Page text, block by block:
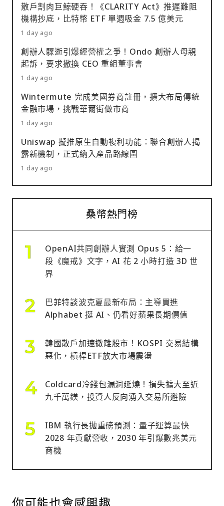
散戶割肉巨鯨硬吞！《CLARITY Act》推遲難阻
機構抄底，比特幣 ETF 單週吸金 7.5 億美元
1 day ago
創辦人驟逝引爆經營權之爭！Ondo 創辦人母親
起訴，要求撤換 CEO 重組董事會
1 day ago
Wintermute 完成美國券商註冊，擴大布局傳統
金融市場，挑戰華爾街做市商
1 day ago
Uniswap 擬推原生自動複利功能：聯合創辦人揭
露新機制，正式納入產品路線圖
1 day ago
桑幣熱門榜
OpenAI共同創辦人實測 Opus 5：給一
段《魔戒》文字，AI 花 2 小時打造 3D 世
界
巴菲特談波克夏最新布局：主導買進
Alphabet 挺 AI、仍看好蘋果長期價值
韓國散戶加速撤離股市！KOSPI 交易結構
惡化，槓桿ETF放大市場震盪
Coldcard冷錢包漏洞延燒！損失擴大至近
九千萬鎂，投資人反向湧入交易所避險
IBM 執行長拋重磅預測：量子運算最快
2028 年貢獻營收，2030 年引爆數兆美元
商機
你可能也會感興趣